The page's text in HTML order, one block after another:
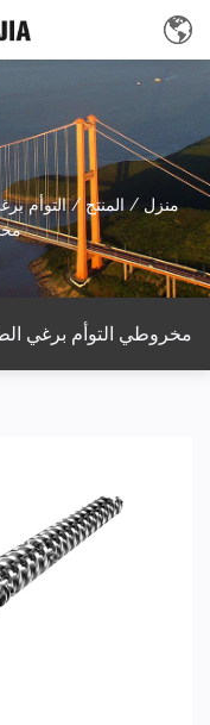
منزل / المنتج/التوأم
مخروطي التوأم برغي